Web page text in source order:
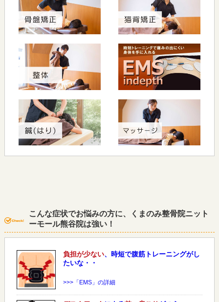
こんな症状でお悩みの方に、くまのみ整骨院ニット
ーモール熊谷院は強い！
負担が少ない、時短で腹筋トレーニングがし
たいな・・
>>>「EMS」の詳細